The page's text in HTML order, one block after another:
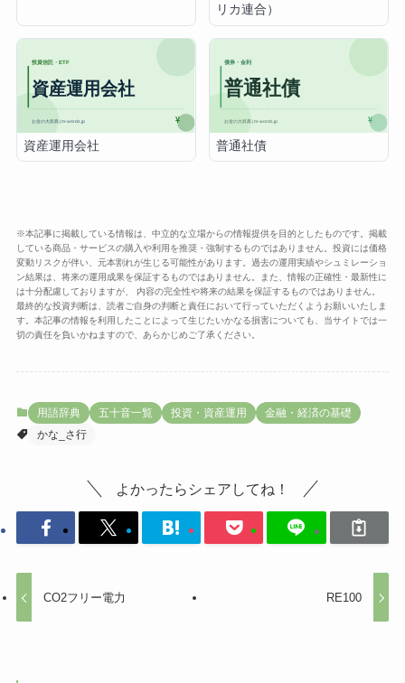
リカ連合）
資産運用会社 普通社債
※本記事に掲載している情報は、中立的な立場からの情報提供を目的としたものです。掲載
している商品・サービスの購入や利用を推奨・強制するものではありません。投資には価格
変動リスクが伴い、元本割れが生じる可能性があります。過去の運用実績やシュミレーショ
ン結果は、将来の運用成果を保証するものではありません。また、情報の正確性・最新性に
は十分配慮しておりますが、 内容の完全性や将来の結果を保証するものではありません。
最終的な投資判断は、読者ご自身の判断と責任において行っていただくようお願いいたしま
す。本記事の情報を利用したことによって生じたいかなる損害についても、当サイトでは一
切の責任を負いかねますので、あらかじめご了承ください。
用語辞典 五十音一覧 投資・資産運用
金融・経済の基礎
かな_さ行
よかったらシェアしてね！
CO2フリー電力 RE100